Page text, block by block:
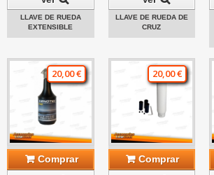
LLAVE DE RUEDA
EXTENSIBLE
LLAVE DE RUEDA DE
CRUZ
20,00 €
Comprar
20,00 €
Comprar